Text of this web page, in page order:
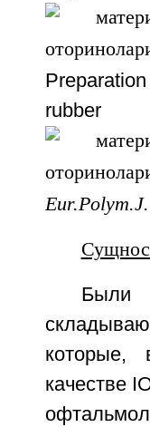
rubber
Eur.Polym.J.
которые,
качестве